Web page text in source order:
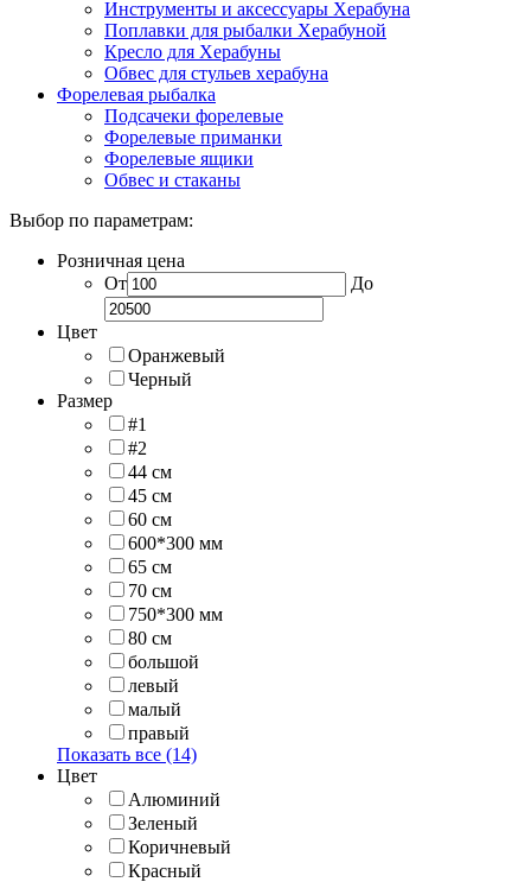
Инструменты и аксессуары Херабуна
Поплавки для рыбалки Херабуной
Кресло для Херабуны
Обвес для стульев херабуна
Форелевая рыбалка
Подсачеки форелевые
Форелевые приманки
Форелевые ящики
Обвес и стаканы
Выбор по параметрам:
Розничная цена
От
До
Цвет
Оранжевый
Черный
Размер
#1
#2
44 см
45 см
60 см
600*300 мм
65 см
70 см
750*300 мм
80 см
большой
левый
малый
правый
Показать все (14)
Цвет
Алюминий
Зеленый
Коричневый
Красный